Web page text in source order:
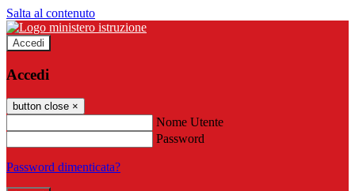
Salta al contenuto
Accedi
Accedi
button close ×
Nome Utente
Password
Password dimenticata?